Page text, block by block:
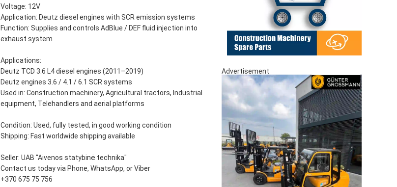
Voltage: 12V
Application: Deutz diesel engines with SCR emission systems
Function: Supplies and controls AdBlue / DEF fluid injection into
exhaust system
Applications:
Deutz TCD 3.6 L4 diesel engines (2011–2019)
Deutz engines 3.6 / 4.1 / 6.1 SCR systems
Used in: Construction machinery, Agricultural tractors, Industrial
equipment, Telehandlers and aerial platforms
Condition: Used, fully tested, in good working condition
Shipping: Fast worldwide shipping available
Seller: UAB "Aivenos statybinė technika"
Contact us today via Phone, WhatsApp, or Viber
+370 675 75 756
Advertisement